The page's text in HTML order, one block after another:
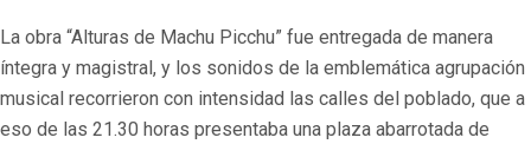
La obra “Alturas de Machu Picchu” fue entregada de manera
íntegra y magistral, y los sonidos de la emblemática agrupación
musical recorrieron con intensidad las calles del poblado, que a
eso de las 21.30 horas presentaba una plaza abarrotada de